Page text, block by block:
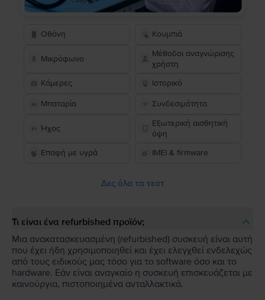
Οθόνη Κουμπιά
Μικρόφωνο
Μέθοδοι αναγνώρισης
χρήστη
Κάμερες
Ιστορικό
Μπαταρία Συνδεσιμότητα
Ήχος
Εξωτερική αισθητική
όψη
Επαφή με υγρά
IMEI & firmware
Δες όλα τα τεστ
Τι είναι ένα refurbished προϊόν;
Μια ανακατασκευασμένη (refurbished) συσκευή είναι αυτή
που έχει ήδη χρησιμοποιηθεί και έχει ελεγχθεί ενδελεχώς
από τους ειδικούς μας τόσο για το software όσο και το
hardware. Εάν είναι αναγκαίο η συσκευή επισκευάζεται με
καινούργια, πιστοποιημένα ανταλλακτικά.